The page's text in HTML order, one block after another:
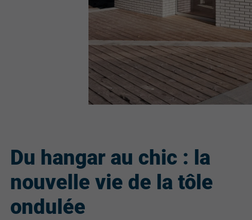
Du hangar au chic : la
nouvelle vie de la tôle
ondulée